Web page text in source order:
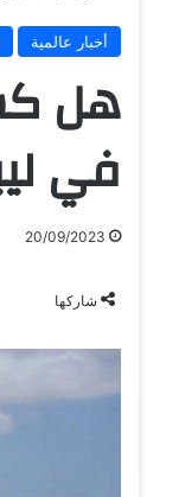
أخبار عالمية
هل
في
20/09/2023
شاركها